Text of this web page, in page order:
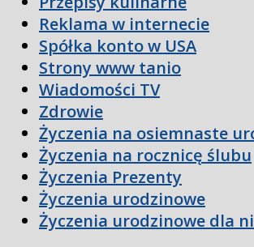
Reklama w internecie
Spółka konto w USA
Strony www tanio
Wiadomości TV
Zdrowie
Życzenia na osiemnaste
Życzenia na rocznicę ślubu
Życzenia Prezenty
Życzenia urodzinowe
Życzenia urodzinowe dla